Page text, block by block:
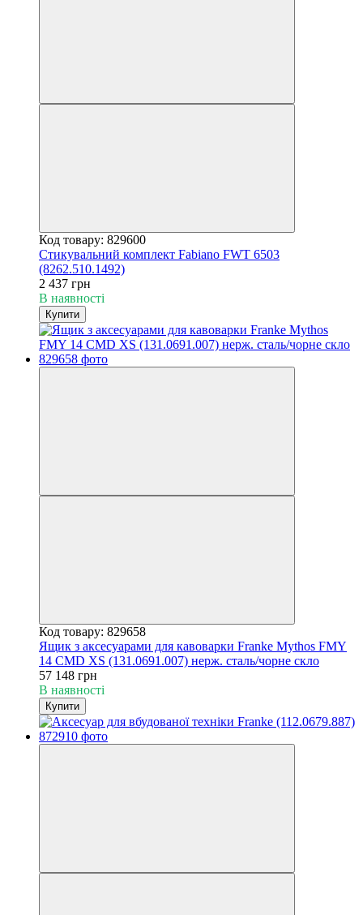
Код товару: 829600
Стикувальний комплект Fabiano FWT 6503
(8262.510.1492)
2 437 грн
В наявності
Купити
Код товару: 829658
Ящик з аксесуарами для кавоварки Franke Mythos FMY
14 CMD XS (131.0691.007) нерж. сталь/чорне скло
57 148 грн
В наявності
Купити